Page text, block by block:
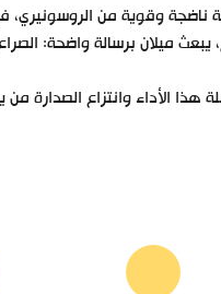
ناضجة وقوية من الروسونيري،
يبعث ميلان برسالة واضحة:
هذا الأداء وانتزاع